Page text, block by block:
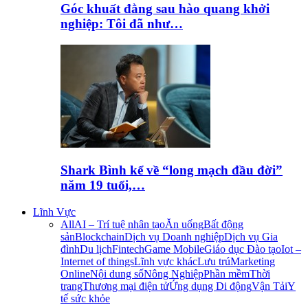
Góc khuất đằng sau hào quang khởi
nghiệp: Tôi đã như…
Shark Bình kể về “long mạch đầu đời”
năm 19 tuổi,…
Lĩnh Vực
AllAI – Trí tuệ nhân tạoĂn uốngBất động
sảnBlockchainDịch vụ Doanh nghiệpDịch vụ Gia
đìnhDu lịchFintechGame MobileGiáo dục Đào tạoIot –
Internet of thingsLĩnh vực khácLưu trúMarketing
OnlineNội dung sốNông NghiệpPhần mềmThời
trangThương mại điện tửỨng dụng Di độngVận TảiY
tế sức khỏe